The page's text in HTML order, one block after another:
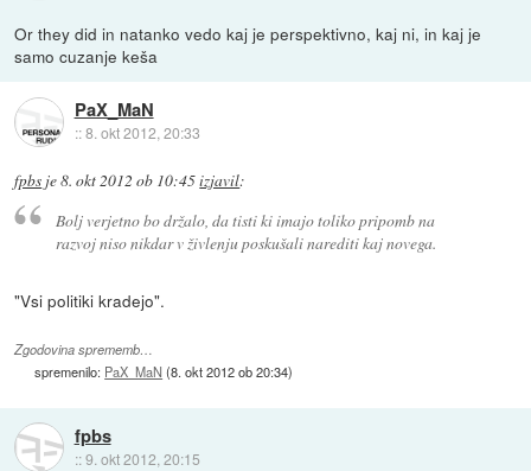
Or they did in natanko vedo kaj je perspektivno, kaj ni, in kaj je
samo cuzanje keša
PaX_MaN
::8. okt 2012, 20:33
fpbs je8. okt 2012 ob 10:45izjavil:
Bolj verjetno bo držalo, da tisti ki imajo toliko pripomb na
razvoj niso nikdar v živlenju poskušali narediti kaj novega.
"Vsi politiki kradejo".
Zgodovina sprememb…
spremenilo: PaX_MaN(8. okt 2012 ob 20:34)
fpbs
::9. okt 2012, 20:15